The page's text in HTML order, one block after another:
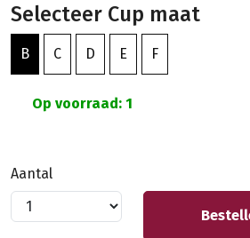
Selecteer Cup maat
B C D E F
Op voorraad: 1
Aantal